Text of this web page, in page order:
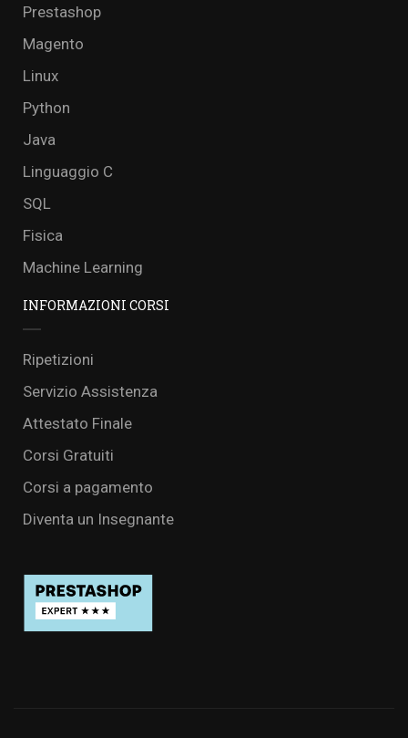
Prestashop
Magento
Linux
Python
Java
Linguaggio C
SQL
Fisica
Machine Learning
INFORMAZIONI CORSI
Ripetizioni
Servizio Assistenza
Attestato Finale
Corsi Gratuiti
Corsi a pagamento
Diventa un Insegnante